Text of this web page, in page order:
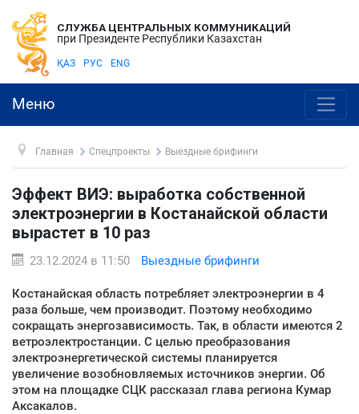
СЛУЖБА ЦЕНТРАЛЬНЫХ КОММУНИКАЦИЙ
при Президенте Республики Казахстан
ҚАЗ РУС ENG
Меню
Главная Спецпроекты Выездные брифинги
Эффект ВИЭ: выработка собственной
электроэнергии в Костанайской области
вырастет в 10 раз
23.12.2024 в 11:50 Выездные брифинги
Костанайская область потребляет электроэнергии в 4
раза больше, чем производит. Поэтому необходимо
сокращать энергозависимость. Так, в области имеются 2
ветроэлектростанции. С целью преобразования
электроэнергетической системы планируется
увеличение возобновляемых источников энергии. Об
этом на площадке СЦК рассказал глава региона Кумар
Аксакалов.